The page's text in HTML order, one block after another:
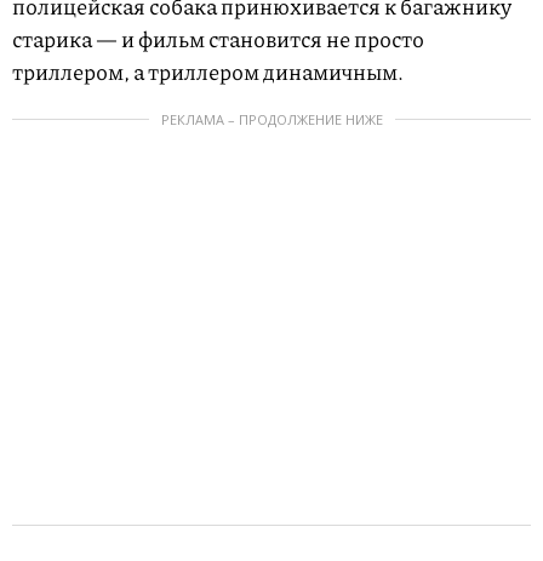
старика — и фильм становится не просто
триллером, а триллером динамичным.
РЕКЛАМА – ПРОДОЛЖЕНИЕ НИЖЕ